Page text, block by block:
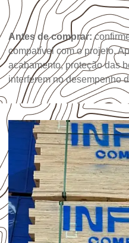
Antes de comprar:
compatível com o projeto.
acabamento, proteção das
interferem no desempenho